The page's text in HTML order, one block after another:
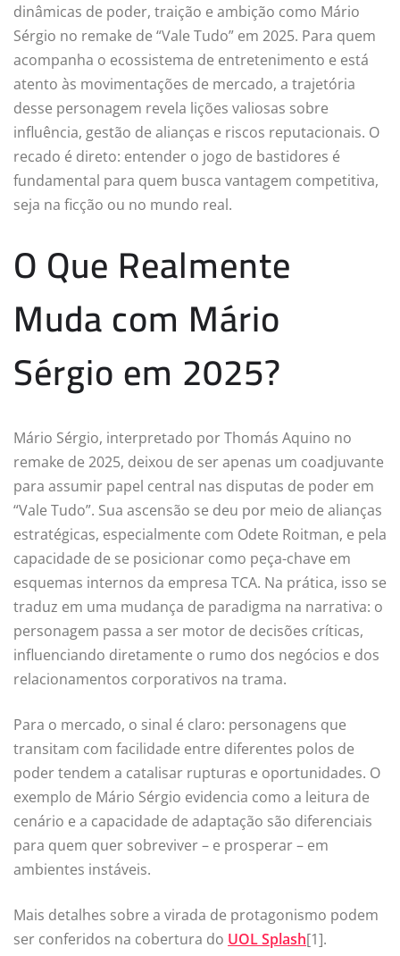
dinâmicas de poder, traição e ambição como Mário
Sérgio no remake de “Vale Tudo” em 2025. Para quem
acompanha o ecossistema de entretenimento e está
atento às movimentações de mercado, a trajetória
desse personagem revela lições valiosas sobre
influência, gestão de alianças e riscos reputacionais. O
recado é direto: entender o jogo de bastidores é
fundamental para quem busca vantagem competitiva,
seja na ficção ou no mundo real.
O Que Realmente
Muda com Mário
Sérgio em 2025?
Mário Sérgio, interpretado por Thomás Aquino no
remake de 2025, deixou de ser apenas um coadjuvante
para assumir papel central nas disputas de poder em
“Vale Tudo”. Sua ascensão se deu por meio de alianças
estratégicas, especialmente com Odete Roitman, e pela
capacidade de se posicionar como peça-chave em
esquemas internos da empresa TCA. Na prática, isso se
traduz em uma mudança de paradigma na narrativa: o
personagem passa a ser motor de decisões críticas,
influenciando diretamente o rumo dos negócios e dos
relacionamentos corporativos na trama.
Para o mercado, o sinal é claro: personagens que
transitam com facilidade entre diferentes polos de
poder tendem a catalisar rupturas e oportunidades. O
exemplo de Mário Sérgio evidencia como a leitura de
cenário e a capacidade de adaptação são diferenciais
para quem quer sobreviver – e prosperar – em
ambientes instáveis.
Mais detalhes sobre a virada de protagonismo podem
ser conferidos na cobertura do UOL Splash[1].